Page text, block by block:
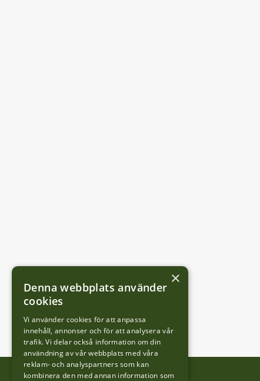
×
Denna webbplats använder
cookies
Vi använder cookies för att anpassa
innehåll, annonser och för att analysera vår
trafik. Vi delar också information om din
användning av vår webbplats med våra
reklam- och analyspartners som kan
kombinera den med annan information som